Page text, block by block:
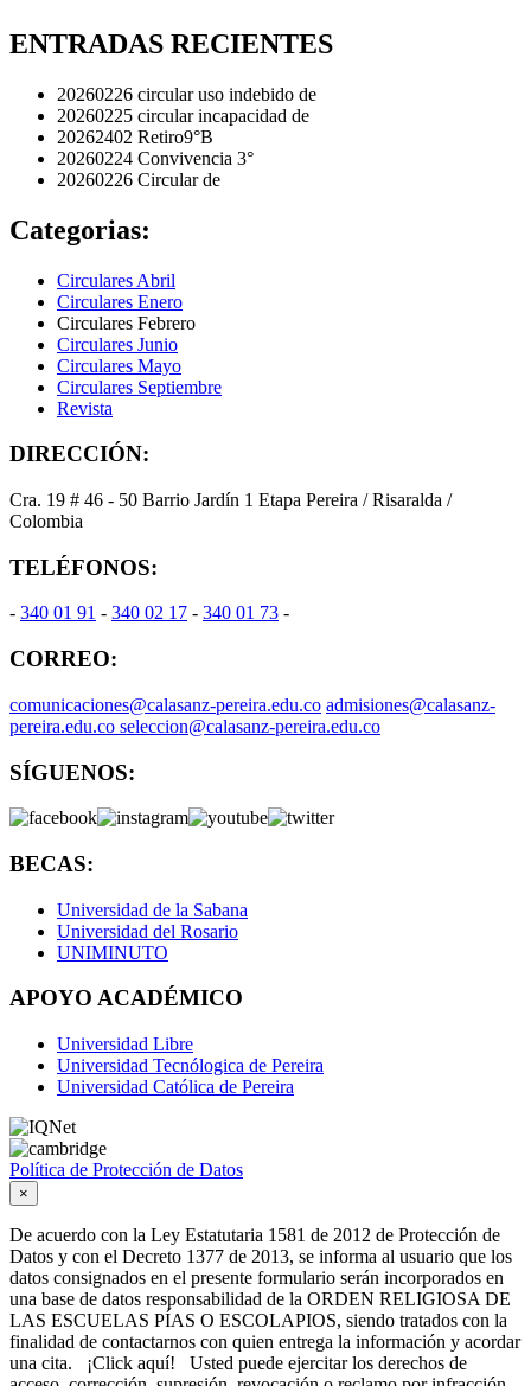
ENTRADAS RECIENTES
20260226 circular uso indebido de
20260225 circular incapacidad de
20262402 Retiro9°B
20260224 Convivencia 3°
20260226 Circular de
Categorias:
Circulares Abril
Circulares Enero
Circulares Febrero
Circulares Junio
Circulares Mayo
Circulares Septiembre
Revista
DIRECCIÓN:
Cra. 19 # 46 - 50 Barrio Jardín 1 Etapa Pereira / Risaralda /
Colombia
TELÉFONOS:
- 340 01 91 - 340 02 17 - 340 01 73 -
CORREO:
comunicaciones@calasanz-pereira.edu.co admisiones@calasanz-
pereira.edu.co seleccion@calasanz-pereira.edu.co
SÍGUENOS:
BECAS:
Universidad de la Sabana
Universidad del Rosario
UNIMINUTO
APOYO ACADÉMICO
Universidad Libre
Universidad Tecnólogica de Pereira
Universidad Católica de Pereira
Política de Protección de Datos
×
De acuerdo con la Ley Estatutaria 1581 de 2012 de Protección de
Datos y con el Decreto 1377 de 2013, se informa al usuario que los
datos consignados en el presente formulario serán incorporados en
una base de datos responsabilidad de la ORDEN RELIGIOSA DE
LAS ESCUELAS PÍAS O ESCOLAPIOS, siendo tratados con la
finalidad de contactarnos con quien entrega la información y acordar
una cita. ¡Click aquí! Usted puede ejercitar los derechos de